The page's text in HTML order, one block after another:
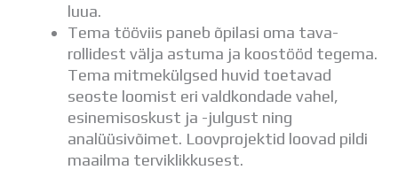
luua.
Tema tööviis paneb õpilasi oma tava-
rollidest välja astuma ja koostööd tegema.
Tema mitmekülgsed huvid toetavad
seoste loomist eri valdkondade vahel,
esinemisoskust ja -julgust ning
analüüsivõimet. Loovprojektid loovad pildi
maailma terviklikkusest.